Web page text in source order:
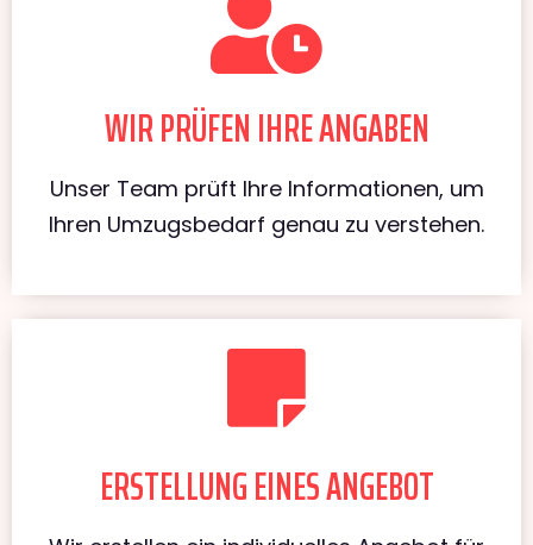
WIR PRÜFEN IHRE ANGABEN
Unser Team prüft Ihre Informationen, um
Ihren Umzugsbedarf genau zu verstehen.
ERSTELLUNG EINES ANGEBOT